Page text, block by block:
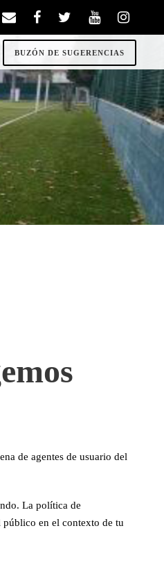
BUZÓN DE SUGERENCIAS
de agentes de usuario del
La política de
en el contexto de tu